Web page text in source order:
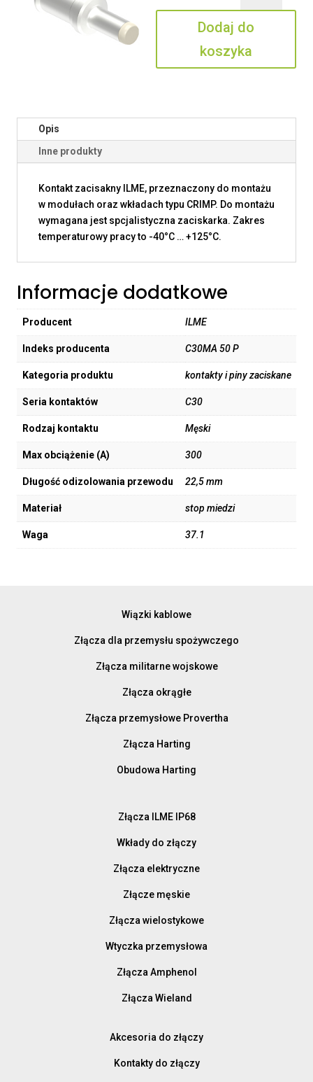
50
P
Dodaj do
koszyka
Opis
Inne produkty
Kontakt zacisakny ILME, przeznaczony do montażu
w modułach oraz wkładach typu CRIMP. Do montażu
wymagana jest spcjalistyczna zaciskarka. Zakres
temperaturowy pracy to -40°C … +125°C.
Informacje dodatkowe
Producent ILME
Indeks producenta C30MA 50 P
Kategoria produktu kontakty i piny zaciskane
Seria kontaktów C30
Rodzaj kontaktu Męski
Max obciążenie (A) 300
Długość odizolowania przewodu 22,5 mm
Materiał stop miedzi
Waga 37.1
Wiązki kablowe
Złącza dla przemysłu spożywczego
Złącza militarne wojskowe
Złącza okrągłe
Złącza przemysłowe Provertha
Złącza Harting
Obudowa Harting
Złącza ILME IP68
Wkłady do złączy
Złącza elektryczne
Złącze męskie
Złącza wielostykowe
Wtyczka przemysłowa
Złącza Amphenol
Złącza Wieland
Akcesoria do złączy
Kontakty do złączy